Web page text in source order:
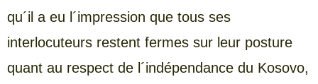
qu´il a eu l´impression que tous ses
interlocuteurs restent fermes sur leur posture
quant au respect de l´indépendance du Kosovo,